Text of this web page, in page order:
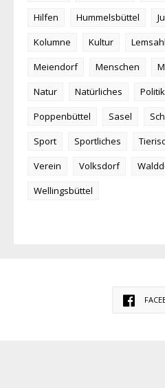
Hilfen
Hummelsbüttel
Kolumne
Kultur
Meiendorf
Menschen
Natur
Natürliches Politik
Poppenbüttel
Sasel
Sport
Sportliches
Verein
Volksdorf
Wellingsbüttel